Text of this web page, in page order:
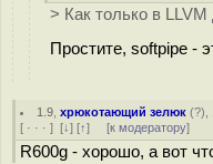
> Как только в
Простите, softpipe -
1.9 ,хрюкотающий зелюк (?),
[ · · · ] [↓] [↑] [к модератору]
R600g - хорошо, а вот